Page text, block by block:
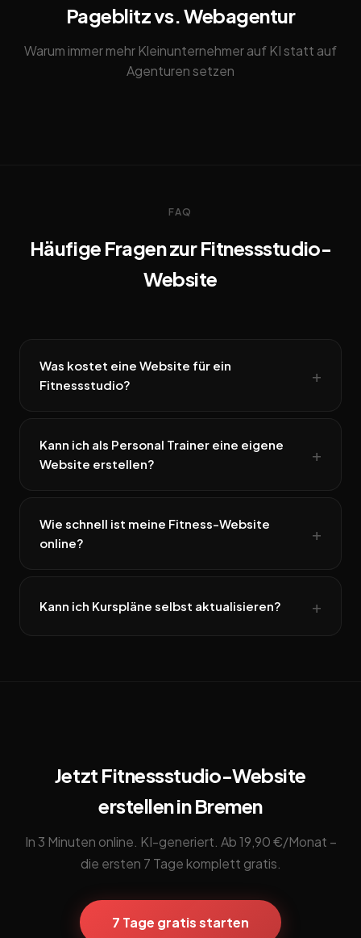
Pageblitz vs. Webagentur
Warum immer mehr Kleinunternehmer auf KI statt auf
Agenturen setzen
FAQ
Häufige Fragen zur Fitnessstudio-
Website
Was kostet eine Website für ein
Fitnessstudio?
Kann ich als Personal Trainer eine eigene
Website erstellen?
Wie schnell ist meine Fitness-Website
online?
Kann ich Kurspläne selbst aktualisieren?
Jetzt Fitnessstudio-Website
erstellen in Bremen
In 3 Minuten online. KI-generiert. Ab 19,90 €/Monat –
die ersten 7 Tage komplett gratis.
7 Tage gratis starten